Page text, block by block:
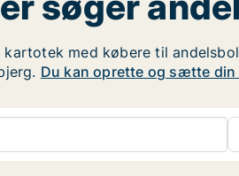
kartotek med købere til
Du kan oprette og sætte